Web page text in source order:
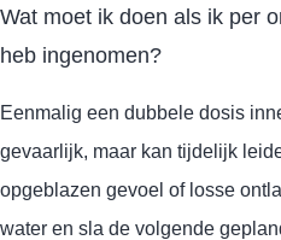
Wat moet ik doen als ik per
heb ingenomen?
Eenmalig een dubbele dosis
gevaarlijk, maar kan tijdelijk
opgeblazen gevoel of losse
water en sla de volgende